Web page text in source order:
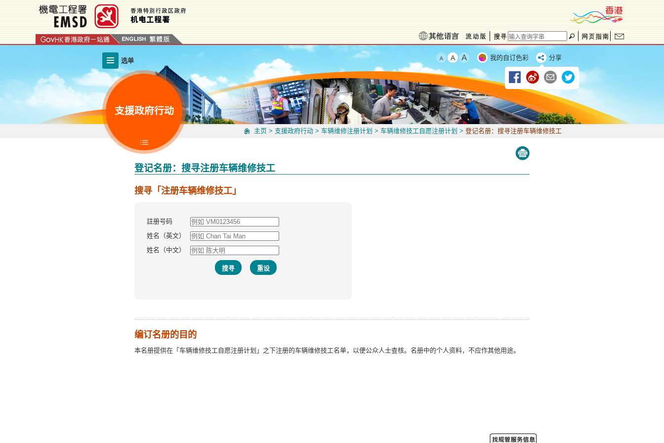
容
选单 我的自订色彩 分享
支援政府行动
主页 > 支援政府行动 > 车辆维修注册计划 > 车辆维修技工自愿注册计划 > 登记名册：搜寻注册车辆维修技工
登记名册：搜寻注册车辆维修技工
搜寻「注册车辆维修技工」
註册号码
姓名（英文）
姓名（中文）
编订名册的目的
本名册提供在「车辆维修技工自愿注册计划」之下注册的车辆维修技工名单，以便公众人士查核。名册中的个人资料，不应作其他用途。